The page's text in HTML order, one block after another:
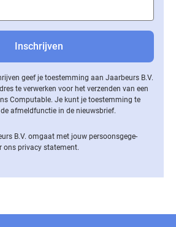
geef je toestemming aan Jaarbeurs B.V.
te verwerken voor het verzenden van een
Computable. Je kunt je toestemming te
af­meld­func­tie in de nieuwsbrief.
B.V. omgaat met jouw per­soons­ge­ge­
ons privacy statement.